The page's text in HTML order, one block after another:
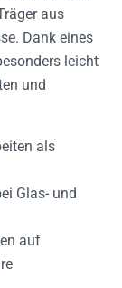
aus
Dank eines
leicht
und
als
Glas- und
auf